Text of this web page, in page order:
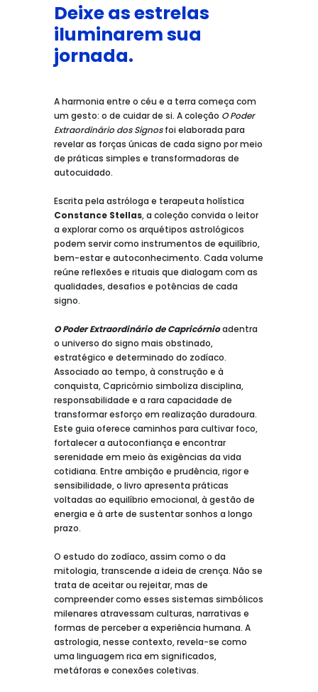
Deixe as estrelas
iluminarem sua
jornada.
A harmonia entre o céu e a terra começa com
um gesto: o de cuidar de si. A coleção O Poder
Extraordinário dos Signosfoi elaborada para
revelar as forças únicas de cada signo por meio
de práticas simples e transformadoras de
autocuidado.
Escrita pela astróloga e terapeuta holística
Constance Stellas, a coleção convida o leitor
a explorar como os arquétipos astrológicos
podem servir como instrumentos de equilíbrio,
bem-estar e autoconhecimento. Cada volume
reúne reflexões e rituais que dialogam com as
qualidades, desafios e potências de cada
signo.
O Poder Extraordinário de Capricórnioadentra
o universo do signo mais obstinado,
estratégico e determinado do zodíaco.
Associado ao tempo, à construção e à
conquista, Capricórnio simboliza disciplina,
responsabilidade e a rara capacidade de
transformar esforço em realização duradoura.
Este guia oferece caminhos para cultivar foco,
fortalecer a autoconfiança e encontrar
serenidade em meio às exigências da vida
cotidiana. Entre ambição e prudência, rigor e
sensibilidade, o livro apresenta práticas
voltadas ao equilíbrio emocional, à gestão de
energia e à arte de sustentar sonhos a longo
prazo.
O estudo do zodíaco, assim como o da
mitologia, transcende a ideia de crença. Não se
trata de aceitar ou rejeitar, mas de
compreender como esses sistemas simbólicos
milenares atravessam culturas, narrativas e
formas de perceber a experiência humana. A
astrologia, nesse contexto, revela-se como
uma linguagem rica em significados,
metáforas e conexões coletivas.